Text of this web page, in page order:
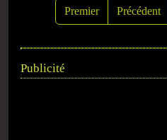
Premier Précédent
Publicité